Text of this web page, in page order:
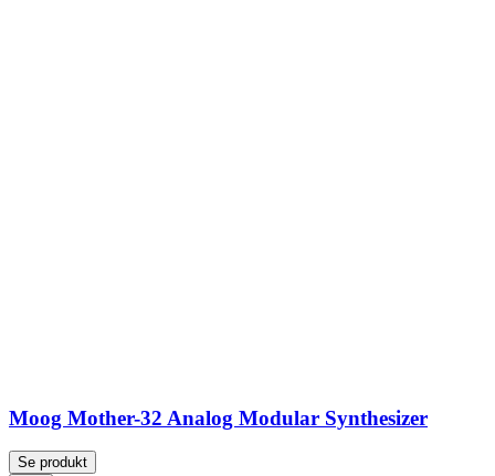
Moog Mother-32 Analog Modular Synthesizer
Se produkt